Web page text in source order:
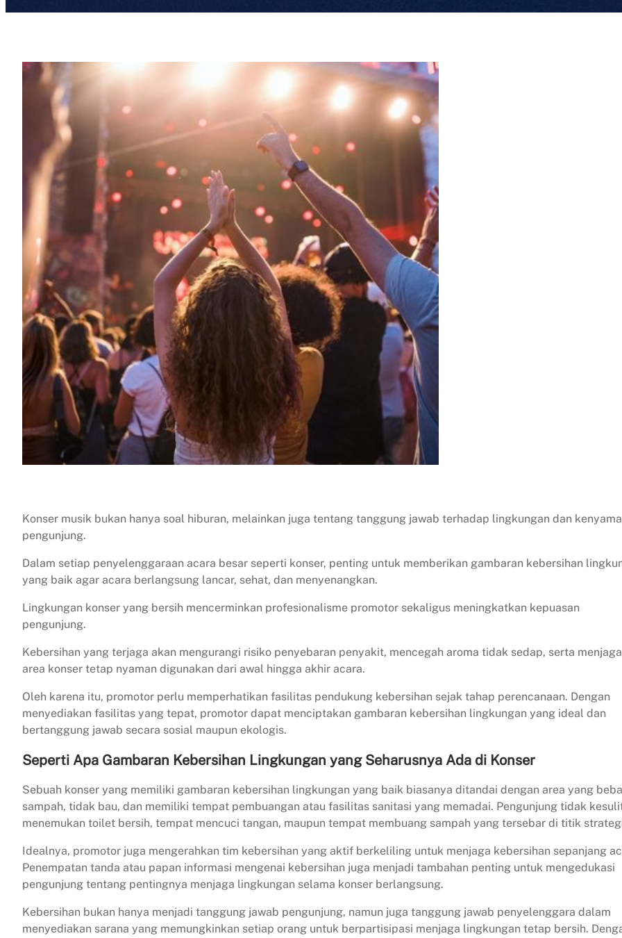
Konser musik bukan hanya soal hiburan, melainkan juga tentang tanggung jawab terhadap lingkungan dan
pengunjung.
Dalam setiap penyelenggaraan acara besar seperti konser, penting untuk memberikan gambaran kebersihan
yang baik agar acara berlangsung lancar, sehat, dan menyenangkan.
Lingkungan konser yang bersih mencerminkan profesionalisme promotor sekaligus meningkatkan kepuasan
pengunjung.
Kebersihan yang terjaga akan mengurangi risiko penyebaran penyakit, mencegah aroma tidak sedap, serta menjaga
area konser tetap nyaman digunakan dari awal hingga akhir acara.
Oleh karena itu, promotor perlu memperhatikan fasilitas pendukung kebersihan sejak tahap perencanaan. Dengan
menyediakan fasilitas yang tepat, promotor dapat menciptakan gambaran kebersihan lingkungan yang ideal dan
bertanggung jawab secara sosial maupun ekologis.
Seperti Apa Gambaran Kebersihan Lingkungan yang Seharusnya Ada di Konser
Sebuah konser yang memiliki gambaran kebersihan lingkungan yang baik biasanya ditandai dengan area yang
sampah, tidak bau, dan memiliki tempat pembuangan atau fasilitas sanitasi yang memadai. Pengunjung tidak
menemukan toilet bersih, tempat mencuci tangan, maupun tempat membuang sampah yang tersebar di titik
Idealnya, promotor juga mengerahkan tim kebersihan yang aktif berkeliling untuk menjaga kebersihan sepanjang
Penempatan tanda atau papan informasi mengenai kebersihan juga menjadi tambahan penting untuk mengedukasi
pengunjung tentang pentingnya menjaga lingkungan selama konser berlangsung.
Kebersihan bukan hanya menjadi tanggung jawab pengunjung, namun juga tanggung jawab penyelenggara dalam
menyediakan sarana yang memungkinkan setiap orang untuk berpartisipasi menjaga lingkungan tetap bersih.